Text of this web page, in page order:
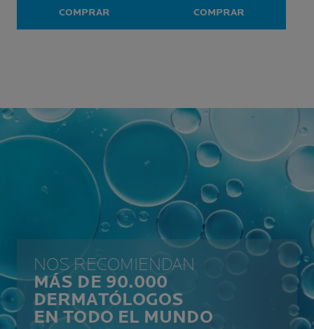
COMPRAR COMPRAR
NOS RECOMIENDAN
MÁS DE 90.000
DERMATÓLOGOS
EN TODO EL MUNDO